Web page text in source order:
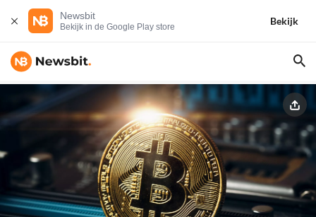
Newsbit
Bekijk in de Google Play store
Bekijk